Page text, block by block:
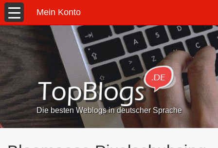
Mein Konto
Die besten Weblogs in deutscher Sprache